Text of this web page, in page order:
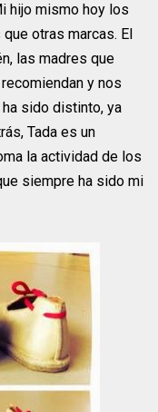
hijo mismo hoy los
otras marcas. El
las madres que
y nos
sido distinto, ya
Tada es un
la actividad de los
siempre ha sido mi